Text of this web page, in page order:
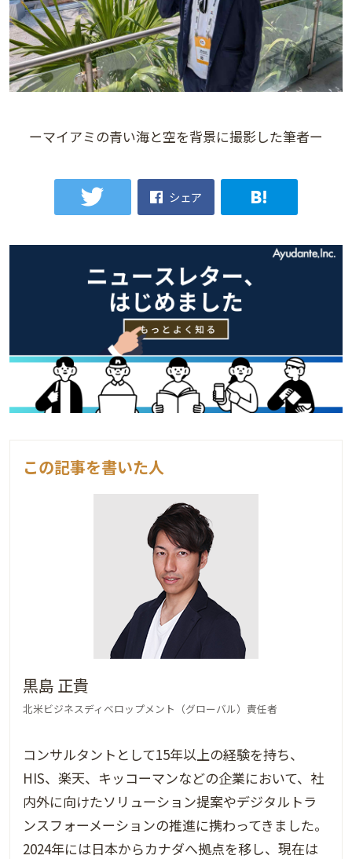
ーマイアミの青い海と空を背景に撮影した筆者ー
シェア
この記事を書いた人
黒島 正貴
北米ビジネスディベロップメント（グローバル）責任者
コンサルタントとして15年以上の経験を持ち、
HIS、楽天、キッコーマンなどの企業において、社
内外に向けたソリューション提案やデジタルトラ
ンスフォーメーションの推進に携わってきました。
2024年には日本からカナダへ拠点を移し、現在は